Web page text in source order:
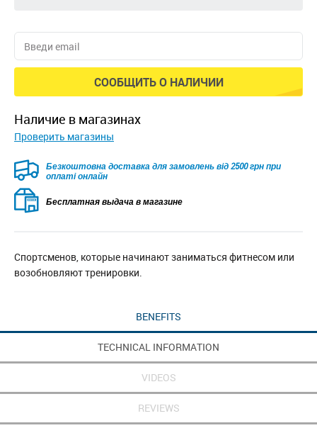
СООБЩИТЬ О НАЛИЧИИ
наличие в магазинах
Проверить магазины
Безкоштовна доставка для замовлень від 2500 грн при
оплаті онлайн
Бесплатная выдача в магазине
Спортсменов, которые начинают заниматься фитнесом или
возобновляют тренировки.
BENEFITS
TECHNICAL INFORMATION
VIDEOS
REVIEWS